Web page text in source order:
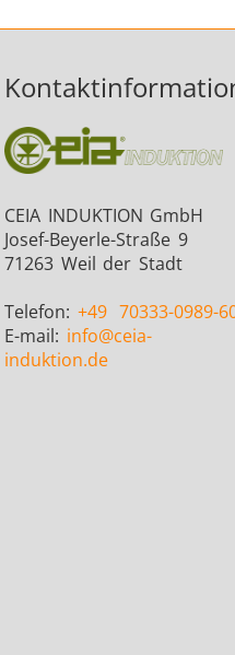
Automotive
CEIA INDUKTION GmbH
Josef-Beyerle-Straße 9
71263 Weil der Stadt
Telefon: +49 70333-0989-
E-mail: info@ceia-
induktion.de